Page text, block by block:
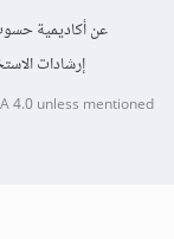
عن أكاديمية
إرشادات
4.0unless mentioned